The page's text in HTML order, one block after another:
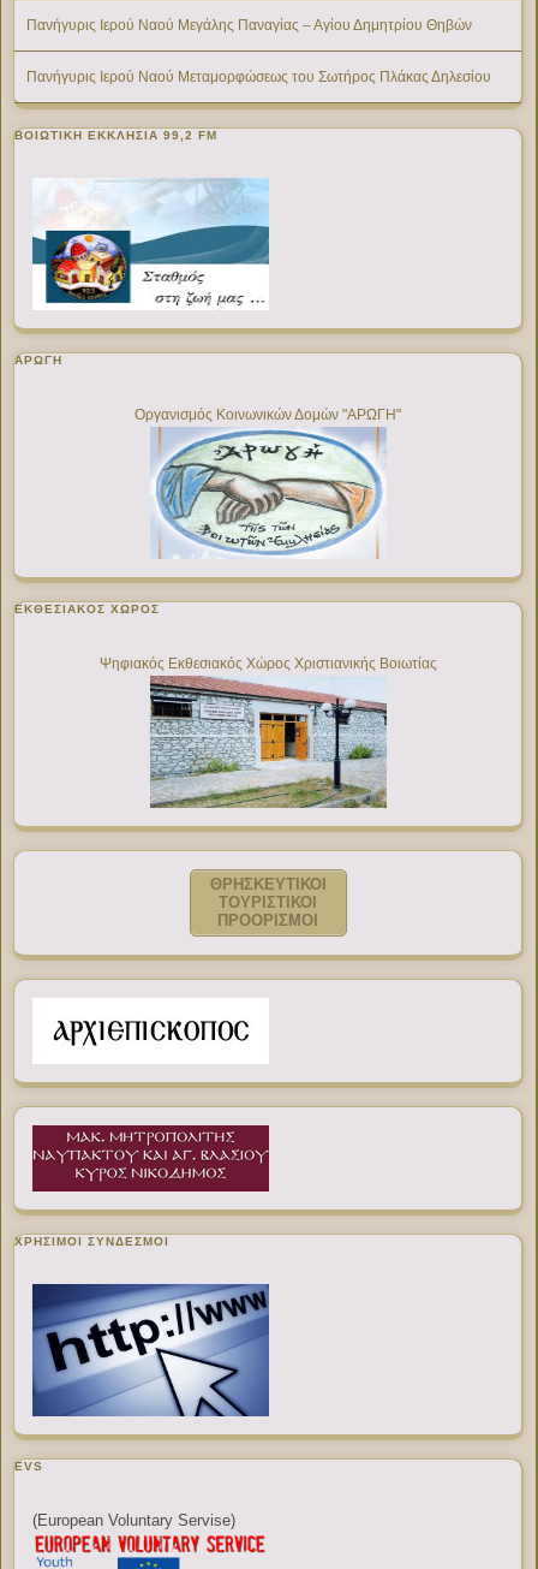
Πανήγυρις Ιερού Ναού Μεγάλης Παναγίας – Αγίου Δημητρίου Θηβών
Πανήγυρις Ιερού Ναού Μεταμορφώσεως του Σωτήρος Πλάκας Δηλεσίου
ΒΟΙΩΤΙΚΉ ΕΚΚΛΗΣΊΑ 99,2 FM
ΑΡΩΓΗ
Οργανισμός Κοινωνικών Δομών "ΑΡΩΓΗ"
ΕΚΘΕΣΙΑΚΌΣ ΧΏΡΟΣ
Ψηφιακός Εκθεσιακός Χώρος Χριστιανικής Βοιωτίας
ΘΡΗΣΚΕΥΤΙΚΟΙ
ΤΟΥΡΙΣΤΙΚΟΙ
ΠΡΟΟΡΙΣΜΟΙ
ΧΡΉΣΙΜΟΙ ΣΎΝΔΕΣΜΟΙ
EVS
(European Voluntary Servise)